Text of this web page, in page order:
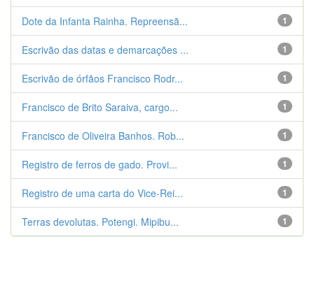
1
Dote da Infanta Rainha. Repreensã...
1
Escrivão das datas e demarcações ...
1
Escrivão de órfãos Francisco Rodr...
1
Francisco de Brito Saraiva, cargo...
1
Francisco de Oliveira Banhos. Rob...
1
Registro de ferros de gado. Provi...
1
Registro de uma carta do Vice-Rei...
1
Terras devolutas. Potengi. Mipibu...